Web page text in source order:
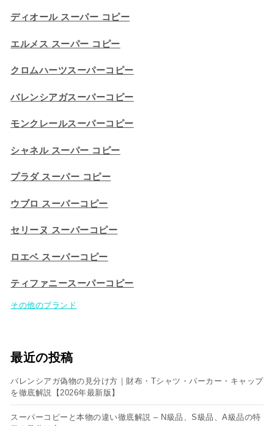
ディオール スーパー コピー
エルメス スーパー コピー
クロムハーツスーパーコピー
バレンシアガスーパーコピー
モンクレールスーパーコピー
シャネル スーパー コピー
プラダ スーパー コピー
ウブロ スーパーコピー
セリーヌ スーパーコピー​
ロエベ スーパーコピー
ティファニースーパーコピー
その他のブランド
最近の投稿
バレンシアガ偽物の見分け方｜財布・Tシャツ・パーカー・キャップ
を徹底解説【2026年最新版】
スーパーコピーと本物の違い徹底解説 – N級品、S級品、A級品の特